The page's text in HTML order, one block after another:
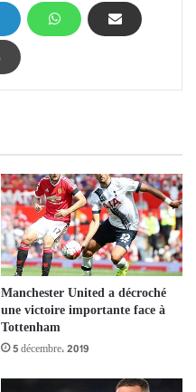
Manchester United a décroché
une victoire importante face à
Tottenham
5 décembre، 2019